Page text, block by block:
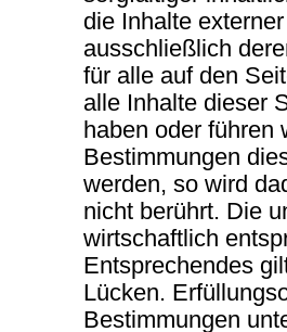
die Inhalte
ausschließlich
für alle auf den
alle Inhalte dieser
haben oder führen
Bestimmungen
werden, so wird
nicht berührt. Die
wirtschaftlich
Entsprechendes
Lücken.
Bestimmungen